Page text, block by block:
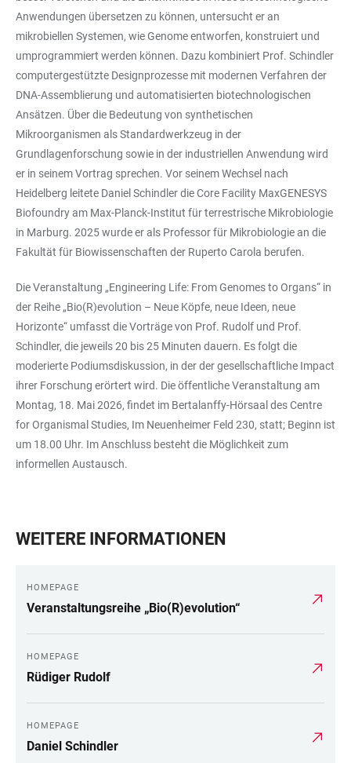
Anwendungen übersetzen zu können, untersucht er an
mikrobiellen Systemen, wie Genome entworfen, konstruiert und
umprogrammiert werden können. Dazu kombiniert Prof. Schindler
computergestützte Designprozesse mit modernen Verfahren der
DNA-Assemblierung und automatisierten biotechnologischen
Ansätzen. Über die Bedeutung von synthetischen
Mikroorganismen als Standardwerkzeug in der
Grundlagenforschung sowie in der industriellen Anwendung wird
er in seinem Vortrag sprechen. Vor seinem Wechsel nach
Heidelberg leitete Daniel Schindler die Core Facility MaxGENESYS
Biofoundry am Max-Planck-Institut für terrestrische Mikrobiologie
in Marburg. 2025 wurde er als Professor für Mikrobiologie an die
Fakultät für Biowissenschaften der Ruperto Carola berufen.
Die Veranstaltung „Engineering Life: From Genomes to Organs“ in
der Reihe „Bio(R)evolution – Neue Köpfe, neue Ideen, neue
Horizonte“ umfasst die Vorträge von Prof. Rudolf und Prof.
Schindler, die jeweils 20 bis 25 Minuten dauern. Es folgt die
moderierte Podiumsdiskussion, in der der gesellschaftliche Impact
ihrer Forschung erörtert wird. Die öffentliche Veranstaltung am
Montag, 18. Mai 2026, findet im Bertalanffy-Hörsaal des Centre
for Organismal Studies, Im Neuenheimer Feld 230, statt; Beginn ist
um 18.00 Uhr. Im Anschluss besteht die Möglichkeit zum
informellen Austausch.
WEITERE INFORMATIONEN
HOMEPAGE
Veranstaltungsreihe „Bio(R)evolution“
HOMEPAGE
Rüdiger Rudolf
HOMEPAGE
Daniel Schindler